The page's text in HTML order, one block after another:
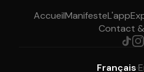
AccueilManifesteL'app
Contact
Français·